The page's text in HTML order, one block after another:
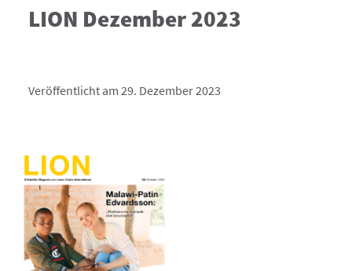
LION Dezember 2023
Veröffentlicht am 29. Dezember 2023